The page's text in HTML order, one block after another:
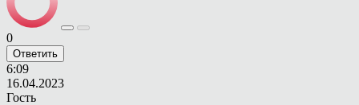
0
Ответить
6:09
16.04.2023
Гость